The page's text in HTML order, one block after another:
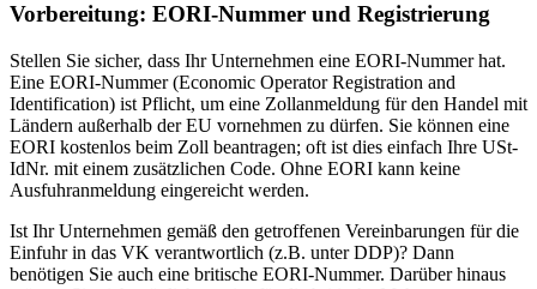
Vorbereitung: EORI-Nummer und Registrierung
Stellen Sie sicher, dass Ihr Unternehmen eine EORI-Nummer hat.
Eine EORI-Nummer (Economic Operator Registration and
Identification) ist Pflicht, um eine Zollanmeldung für den Handel mit
Ländern außerhalb der EU vornehmen zu dürfen. Sie können eine
EORI kostenlos beim Zoll beantragen; oft ist dies einfach Ihre USt-
IdNr. mit einem zusätzlichen Code. Ohne EORI kann keine
Ausfuhranmeldung eingereicht werden.
Ist Ihr Unternehmen gemäß den getroffenen Vereinbarungen für die
Einfuhr in das VK verantwortlich (z.B. unter DDP)? Dann
benötigen Sie auch eine britische EORI-Nummer. Darüber hinaus